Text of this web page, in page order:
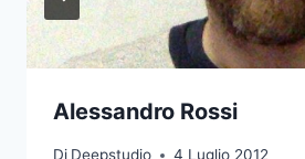
Alessandro Rossi
Di Deepstudio 4 Luglio 2012